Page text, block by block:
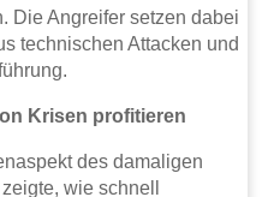
Die Angreifer setzen dabei
technischen Attacken und
Krisen profitieren
des damaligen
wie schnell